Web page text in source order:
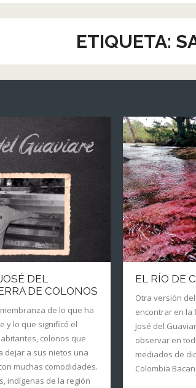
ETIQUETA:
DEL
DE COLONOS
de lo que ha
y lo que significó el
colonos que
dejar a sus nietos una
muchas comodidades.
indígenas de la región
EL RÍO DE
Otra versión
encontrar en la
José del
observar en
mediados de
Colombia